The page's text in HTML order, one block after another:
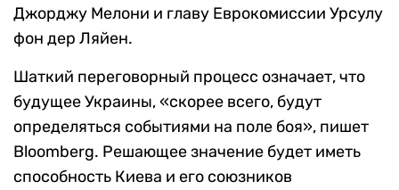
Джорджу Мелони и главу Еврокомиссии Урсулу
фон дер Ляйен.
Шаткий переговорный процесс означает, что
будущее Украины, «скорее всего, будут
определяться событиями на поле боя», пишет
Bloomberg. Решающее значение будет иметь
способность Киева и его союзников